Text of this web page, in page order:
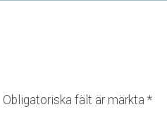
Obligatoriska fält är märkta *